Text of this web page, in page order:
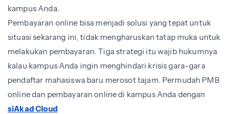
kampus Anda.
Pembayaran online bisa menjadi solusi yang tepat untuk
situasi sekarang ini, tidak mengharuskan tatap muka untuk
melakukan pembayaran. Tiga strategi itu wajib hukumnya
kalau kampus Anda ingin menghindari krisis gara-gara
pendaftar mahasiswa baru merosot tajam. Permudah PMB
online dan pembayaran online di kampus Anda dengan
siAkad Cloud